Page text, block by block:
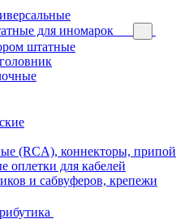
для иномарок
штатные
(RCA), коннекторы, припой
оплетки для кабелей
и сабвуферов, крепежи